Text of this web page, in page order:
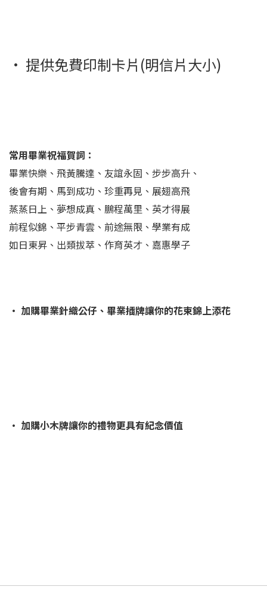
· 提供免費印制卡片(明信片大小)
常用畢業祝福賀詞：
畢業快樂、飛黃騰達、友誼永固、步步高升、
後會有期、馬到成功、珍重再見、展翅高飛
蒸蒸日上、夢想成真、鵬程萬里、英才得展
前程似錦、平步青雲、前途無限、學業有成
如日東昇、出類拔萃、作育英才、嘉惠學子
· 加購畢業針織公仔、畢業插牌讓你的花束錦上添花
· 加購小木牌讓你的禮物更具有紀念價值